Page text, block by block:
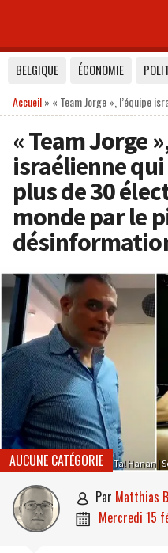
BELGIQUE ÉCONOMIE
Accueil» « Team Jorge », l’équipe
« Team Jorge
israélienne
plus de 30
monde par le
Tal Hanan |
AUCUNE CATÉGORIE
 par Matthias
 mercredi